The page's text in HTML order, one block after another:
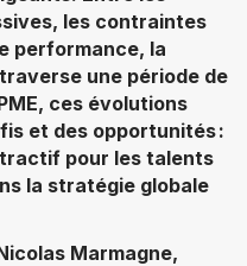
les contraintes
performance, la
une période de
ces évolutions
et des opportunités :
pour les talents
la stratégie globale
Marmagne,